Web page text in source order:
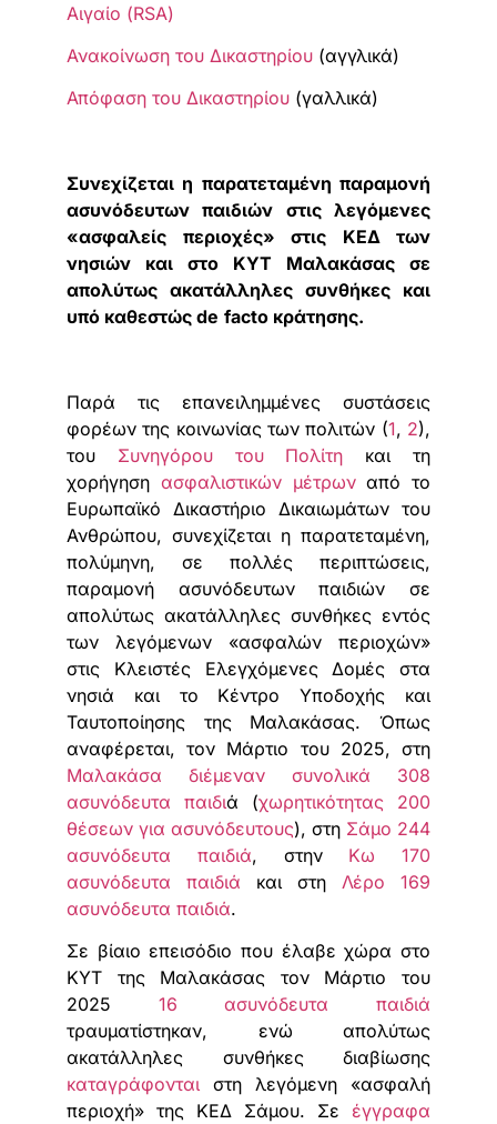
Αιγαίο (RSA)
Ανακοίνωση του Δικαστηρίου (αγγλικά)
Απόφαση του Δικαστηρίου (γαλλικά)
Συνεχίζεται η παρατεταμένη παραμονή
ασυνόδευτων παιδιών στις λεγόμενες
«ασφαλείς περιοχές» στις ΚΕΔ των
νησιών και στο ΚΥΤ Μαλακάσας σε
απολύτως ακατάλληλες συνθήκες και
υπό καθεστώς de facto κράτησης.
Παρά τις επανειλημμένες συστάσεις
φορέων της κοινωνίας των πολιτών (1, 2),
του Συνηγόρου του Πολίτη και τη
χορήγηση ασφαλιστικών μέτρωναπό το
Ευρωπαϊκό Δικαστήριο Δικαιωμάτων του
Ανθρώπου, συνεχίζεται η παρατεταμένη,
πολύμηνη, σε πολλές περιπτώσεις,
παραμονή ασυνόδευτων παιδιών σε
απολύτως ακατάλληλες συνθήκες εντός
των λεγόμενων «ασφαλών περιοχών»
στις Κλειστές Ελεγχόμενες Δομές στα
νησιά και το Κέντρο Υποδοχής και
Ταυτοποίησης της Μαλακάσας. Όπως
αναφέρεται, τον Μάρτιο του 2025, στη
Μαλακάσα διέμεναν συνολικά 308
ασυνόδευτα παιδιά (χωρητικότητας 200
θέσεων για ασυνόδευτους), στη Σάμο 244
ασυνόδευτα παιδιά, στην Κω 170
ασυνόδευτα παιδιά και στη Λέρο 169
ασυνόδευτα παιδιά.
Σε βίαιο επεισόδιο που έλαβε χώρα στο
ΚΥΤ της Μαλακάσας τον Μάρτιο του
2025 16 ασυνόδευτα παιδιά
τραυματίστηκαν, ενώ απολύτως
ακατάλληλες συνθήκες διαβίωσης
καταγράφονται στη λεγόμενη «ασφαλή
περιοχή» της ΚΕΔ Σάμου. Σε έγγραφα